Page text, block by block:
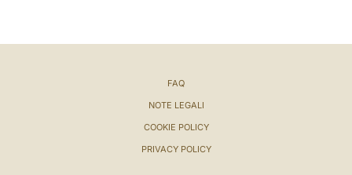
FAQ
NOTE LEGALI
COOKIE POLICY
PRIVACY POLICY